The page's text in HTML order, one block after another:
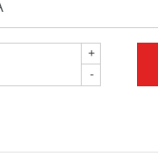
+
-